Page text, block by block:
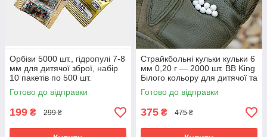
Орбізи 5000 шт., гідропулі 7-8
мм для дитячої зброї, набір
10 пакетів по 500 шт.
Готово до відправки
199 ₴ 299 ₴
Страйкбольні кульки кульки 6
мм 0,20 г — 2000 шт. BB King
Білого кольору для дитячої та
пневматичної зброї
Готово до відправки
375 ₴ 475 ₴